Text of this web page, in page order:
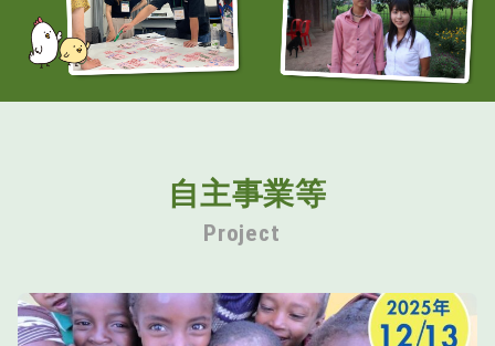
自主事業等
Project